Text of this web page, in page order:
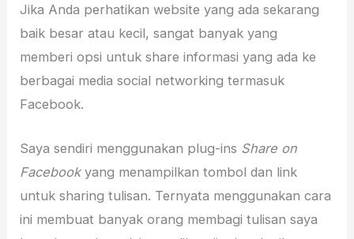
Jika Anda perhatikan website yang ada sekarang
baik besar atau kecil, sangat banyak yang
memberi opsi untuk share informasi yang ada ke
berbagai media social networking termasuk
Facebook.
Saya sendiri menggunakan plug-ins Share on
Facebookyang menampilkan tombol dan link
untuk sharing tulisan. Ternyata menggunakan cara
ini membuat banyak orang membagi tulisan saya